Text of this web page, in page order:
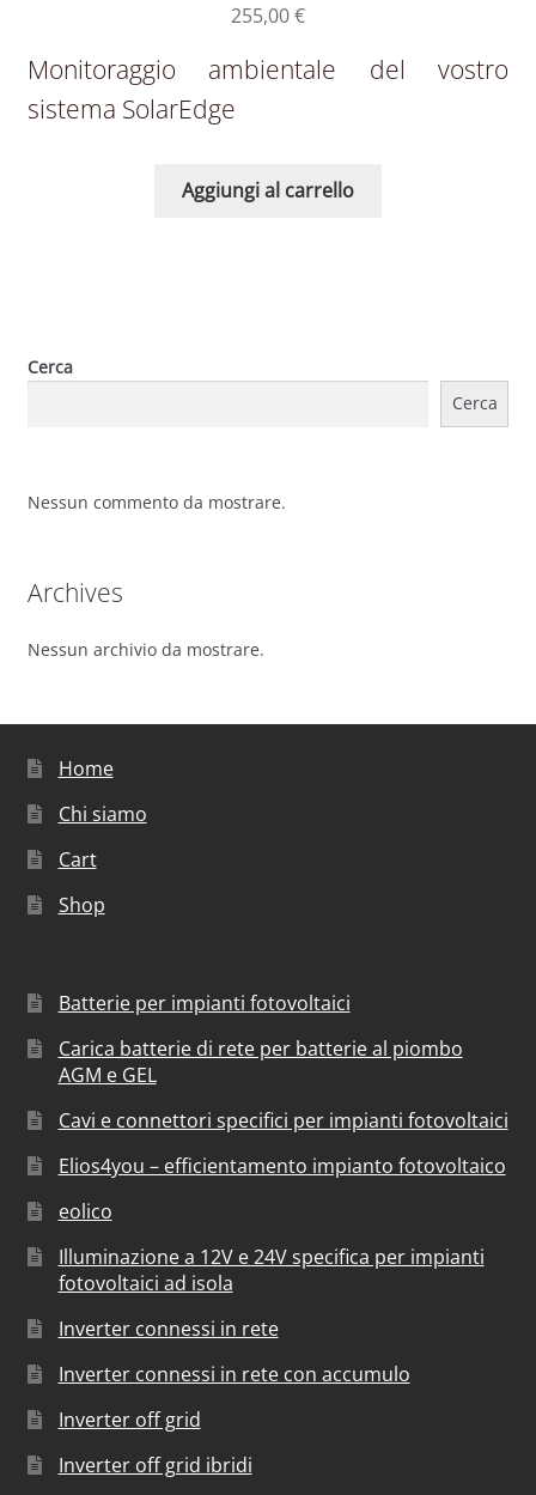
255,00€
Monitoraggio ambientale del vostro
sistema SolarEdge
Aggiungi al carrello
Cerca
Cerca
Nessun commento da mostrare.
Archives
Nessun archivio da mostrare.
Home
Chi siamo
Cart
Shop
Batterie per impianti fotovoltaici
Carica batterie di rete per batterie al piombo
AGM e GEL
Cavi e connettori specifici per impianti fotovoltaici
Elios4you – efficientamento impianto fotovoltaico
eolico
Illuminazione a 12V e 24V specifica per impianti
fotovoltaici ad isola
Inverter connessi in rete
Inverter connessi in rete con accumulo
Inverter off grid
Inverter off grid ibridi